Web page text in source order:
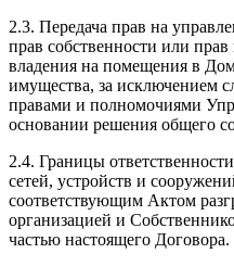
2.3. Передача прав на
прав собственности или
владения на помещения в
имущества, за исключением
правами и полномочиями
основании решения общего
2.4. Границы
сетей, устройств и
соответствующим Актом
организацией и
частью настоящего Договора.